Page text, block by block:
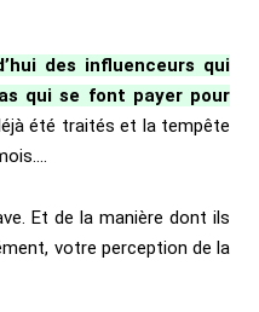
des influenceurs qui
qui se font payer pour
été traités et la tempête
Et de la manière dont ils
votre perception de la